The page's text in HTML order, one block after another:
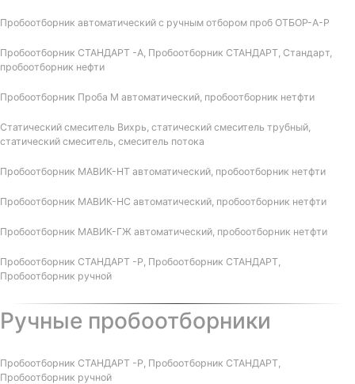
Пробоотборник автоматический с ручным отбором проб ОТБОР-А-Р
Пробоотборник СТАНДАРТ -А, Пробоотборник СТАНДАРТ, Стандарт,
пробоотборник нефти
Пробоотборник Проба М автоматический, пробоотборник нетфти
Статический смеситель Вихрь, статический смеситель трубный,
статический смеситель, смеситель потока
Пробоотборник МАВИК-НТ автоматический, пробоотборник нетфти
Пробоотборник МАВИК-НС автоматический, пробоотборник нетфти
Пробоотборник МАВИК-ГЖ автоматический, пробоотборник нетфти
Пробоотборник СТАНДАРТ -Р, Пробоотборник СТАНДАРТ,
Пробоотборник ручной
Ручные пробоотборники
Пробоотборник СТАНДАРТ -Р, Пробоотборник СТАНДАРТ,
Пробоотборник ручной